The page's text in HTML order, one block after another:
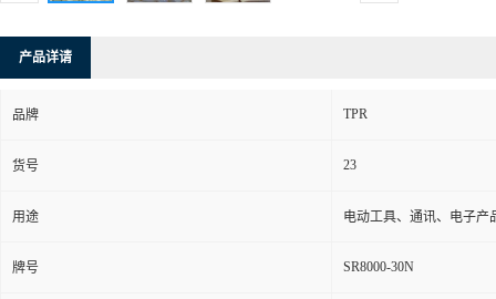
产品详请
品牌 TPR
货号 23
用途 电动工具、通讯、电子产
牌号 SR8000-30N